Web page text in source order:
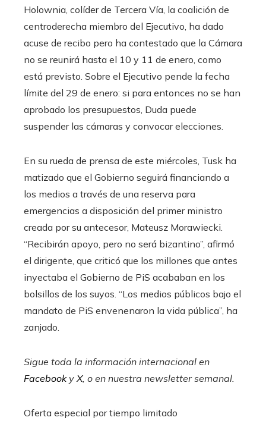
Holownia, colíder de Tercera Vía, la coalición de
centroderecha miembro del Ejecutivo, ha dado
acuse de recibo pero ha contestado que la Cámara
no se reunirá hasta el 10 y 11 de enero, como
está previsto. Sobre el Ejecutivo pende la fecha
límite del 29 de enero: si para entonces no se han
aprobado los presupuestos, Duda puede
suspender las cámaras y convocar elecciones.
En su rueda de prensa de este miércoles, Tusk ha
matizado que el Gobierno seguirá financiando a
los medios a través de una reserva para
emergencias a disposición del primer ministro
creada por su antecesor, Mateusz Morawiecki.
“Recibirán apoyo, pero no será bizantino”, afirmó
el dirigente, que criticó que los millones que antes
inyectaba el Gobierno de PiS acababan en los
bolsillos de los suyos. “Los medios públicos bajo el
mandato de PiS envenenaron la vida pública”, ha
zanjado.
Sigue toda la información internacional en
FacebookyX, o en nuestra newsletter semanal.
Oferta especial por tiempo limitado